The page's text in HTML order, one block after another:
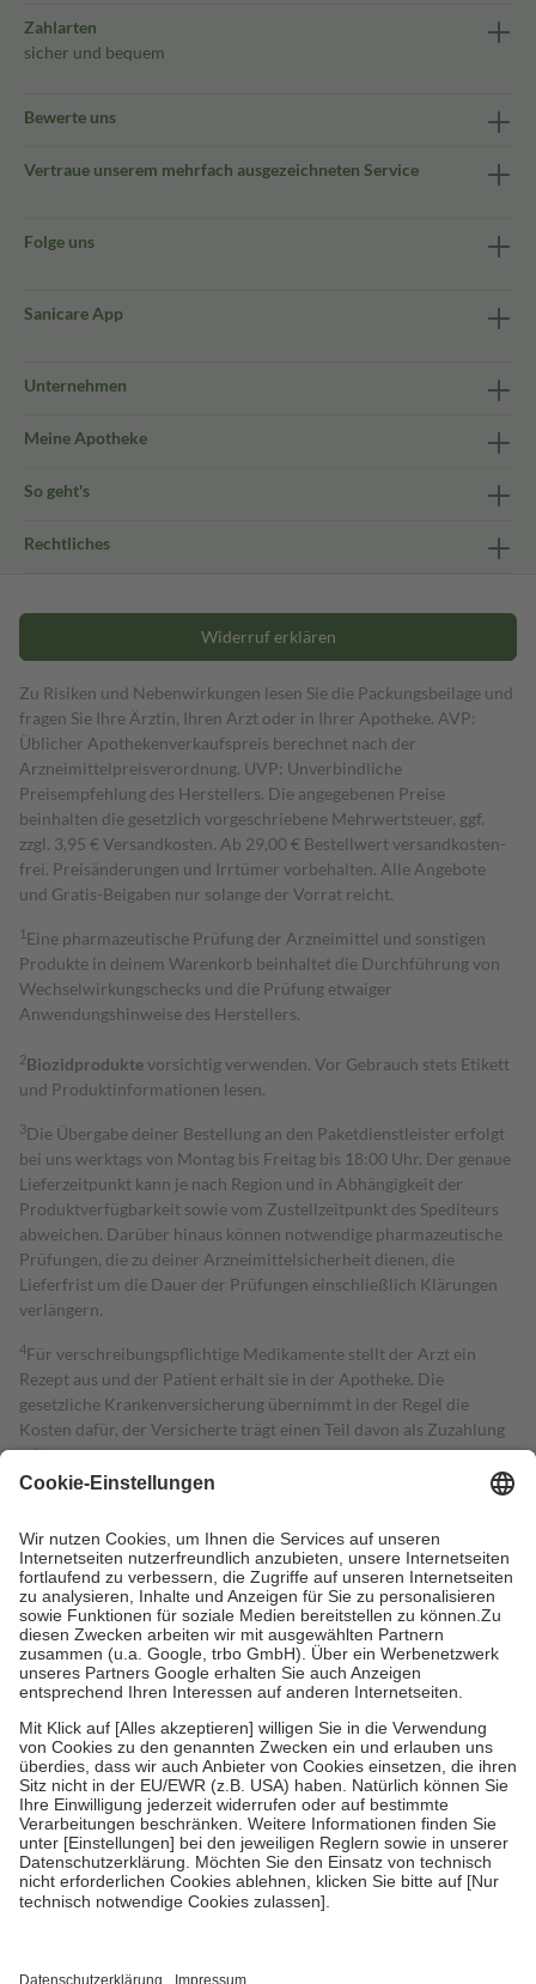
Zahlarten
sicher und bequem
Bewerte uns
Vertraue unserem mehrfach ausgezeichneten Service
Folge uns
Sanicare App
Unternehmen
Meine Apotheke
So geht's
Rechtliches
Widerruf erklären
Zu Risiken und Nebenwirkungen lesen Sie die Packungsbeilage und
fragen Sie Ihre Ärztin, Ihren Arzt oder in Ihrer Apotheke. AVP:
Üblicher Apothekenverkaufspreis berechnet nach der
Arzneimittelpreisverordnung. UVP: Unverbindliche
Preisempfehlung des Herstellers. Die angegebenen Preise
beinhalten die gesetzlich vorgeschriebene Mehrwertsteuer, ggf.
zzgl. 3,95 € Versandkosten. Ab 29,00 € Bestell­wert versand­kosten­
frei. Preisänderungen und Irrtümer vorbehalten. Alle Angebote
und Gratis-Beigaben nur solange der Vorrat reicht.
1 Eine pharmazeutische Prüfung der Arzneimittel und sonstigen
Produkte in deinem Warenkorb beinhaltet die Durchführung von
Wechselwirkungschecks und die Prüfung etwaiger
Anwendungshinweise des Herstellers.
2Biozidproduktevorsichtig verwenden. Vor Gebrauch stets Etikett
und Produktinformationen lesen.
3Die Übergabe deiner Bestellung an den Paketdienstleister erfolgt
bei uns werktags von Montag bis Freitag bis 18:00 Uhr. Der genaue
Lieferzeitpunkt kann je nach Region und in Abhängigkeit der
Produktverfügbarkeit sowie vom Zustellzeitpunkt des Spediteurs
abweichen. Darüber hinaus können notwendige pharmazeutische
Prüfungen, die zu deiner Arzneimittelsicherheit dienen, die
Lieferfrist um die Dauer der Prüfungen einschließlich Klärungen
verlängern.
4Für verschreibungspflichtige Medikamente stellt der Arzt ein
Rezept aus und der Patient erhält sie in der Apotheke. Die
gesetzliche Krankenversicherung übernimmt in der Regel die
Kosten dafür, der Versicherte trägt einen Teil davon als Zuzahlung
mit.
Grundsätzlich leisten Mitglieder Zuzahlungen in Höhe von zehn
höchstens zehn Euro.
Es sind jedoch nie mehr als die tatsächlichen
Kosten der Leistung zu entrichten.
Diese Regeln gelten grundsätzlich auch für Online-Apotheken.
Bei Heilmitteln und häuslicher Krankenpflege beträgt die
Zuzahlung zehn Prozent der Kosten sowie zehn Euro je
Verordnung.
Um das Engagement der Versicherten für ihre eigene Gesundheit zu
stärken und die besondere Stellung der Familie zu unterstützen,
fallenkeine Zuzahlungenan bei:
• Kindern und Jugendlichen bis zum vollendeten 18. Lebensjahr
mit Ausnahme der Fahrkosten
• Untersuchungen zur Vorsorge und Früherkennung, die von der
GKV getragen werden
• empfohlenen Schutzimpfungen
• Harn- und Blutteststreifen
getroffen, um sicherzustellen, dass es sich um echte Bewertungen